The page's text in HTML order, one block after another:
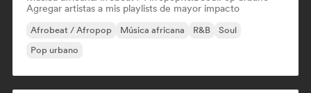
Agregar artistas a mis playlists de mayor impacto
Afrobeat / Afropop Música africana R&B
Soul
Pop urbano